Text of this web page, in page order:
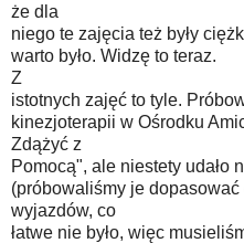
że dla
niego te zajęcia też były
warto było. Widzę to teraz.
Z
istotnych zajęć to tyle.
kinezjoterapii w Ośrodku
Zdążyć z
Pomocą", ale niestety udało
(próbowaliśmy je
wyjazdów, co
łatwe nie było, więc